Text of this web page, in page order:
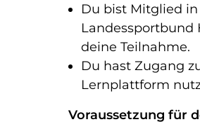
Du bist Mitglied
Landessportbund
deine Teilnahme.
Du hast Zugang
Lernplattform
Voraussetzung für